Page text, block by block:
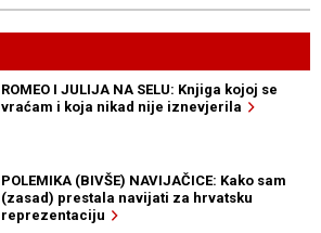
ROMEO I JULIJA NA SELU: Knjiga kojoj se
vraćam i koja nikad nije iznevjerila
POLEMIKA (BIVŠE) NAVIJAČICE: Kako sam
(zasad) prestala navijati za hrvatsku
reprezentaciju